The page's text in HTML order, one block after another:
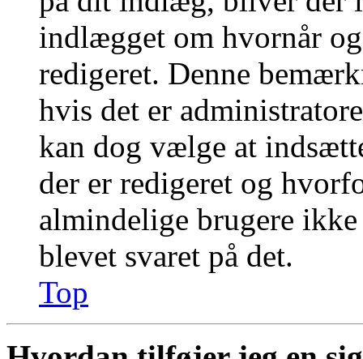
indlægget om hvornår
redigeret. Denne
hvis det er
kan dog vælge at
der er redigeret og
almindelige brugere
blevet svaret på det.
Top